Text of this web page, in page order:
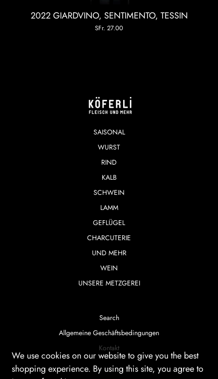
2022 GIARDVINO, SENTIMENTO, TESSIN
SFr. 27.00
SAISONAL
WURST
RIND
KALB
SCHWEIN
LAMM
GEFLÜGEL
CHARCUTERIE
UND MEHR
WEIN
UNSERE METZGEREI
Search
Allgemeine Geschäftsbedingungen
Kontakt
We use cookies on our website to give you the best
shopping experience. By using this site, you agree to